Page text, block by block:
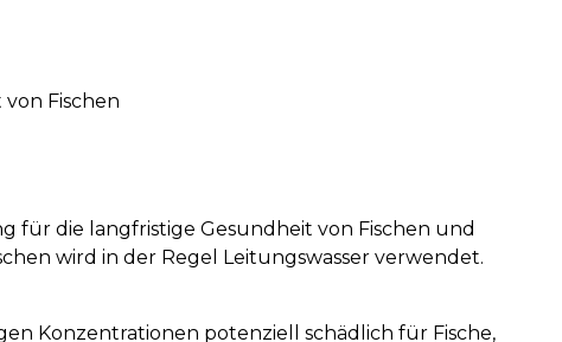
Fischen
für die langfristige Gesundheit von Fischen und
wird in der Regel Leitungswasser verwendet.
Konzentrationen potenziell schädlich für Fische,